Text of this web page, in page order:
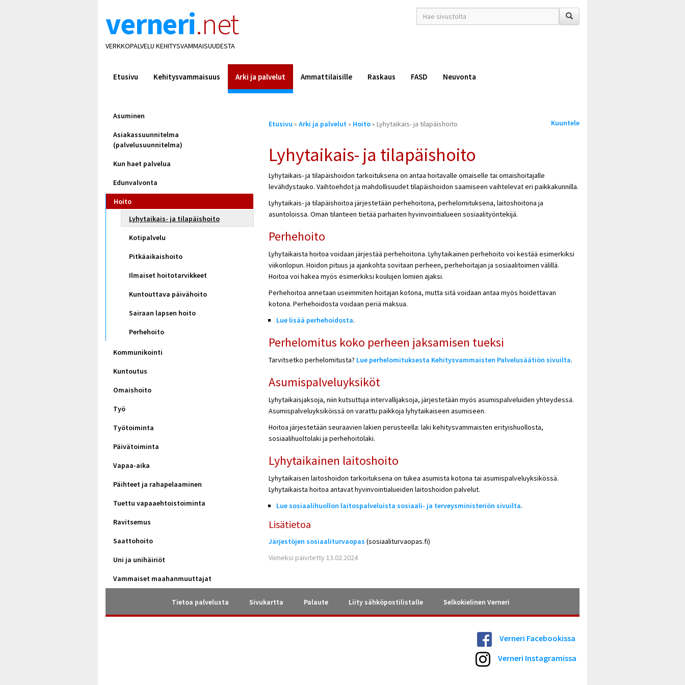
verneri.net
VERKKOPALVELU KEHITYSVAMMAISUUDESTA
hakusana(t)
*
Etusivu Kehitysvammaisuus Arki ja palvelut Ammattilaisille Raskaus FASD Neuvonta
Asuminen
Asiakassuunnitelma
(palvelusuunnitelma)
Kun haet palvelua
Edunvalvonta
Hoito
Lyhytaikais- ja tilapäishoito
Kotipalvelu
Pitkäaikaishoito
Ilmaiset hoitotarvikkeet
Kuntouttava päivähoito
Sairaan lapsen hoito
Perhehoito
Kommunikointi
Kuntoutus
Omaishoito
Työ
Työtoiminta
Päivätoiminta
Vapaa-aika
Päihteet ja rahapelaaminen
Tuettu vapaaehtoistoiminta
Ravitsemus
Saattohoito
Uni ja unihäiriöt
Vammaiset maahanmuuttajat
Olet
Etusivu » Arki ja palvelut » Hoito» Lyhytaikais- ja tilapäishoito Kuuntele
Lyhytaikais- ja tilapäishoito
Lyhytaikais- ja tilapäishoidon tarkoituksena on antaa hoitavalle omaiselle tai omaishoitajalle
levähdystauko. Vaihtoehdot ja mahdollisuudet tilapäishoidon saamiseen vaihtelevat eri paikkakunnilla.
Lyhytaikais- ja tilapäishoitoa järjestetään perhehoitona, perhelomituksena, laitoshoitona ja
asuntoloissa. Oman tilanteen tietää parhaiten hyvinvointialueen sosiaalityöntekijä.
Perhehoito
Lyhytaikaista hoitoa voidaan järjestää perhehoitona. Lyhytaikainen perhehoito voi kestää esimerkiksi
viikonlopun. Hoidon pituus ja ajankohta sovitaan perheen, perhehoitajan ja sosiaalitoimen välillä.
Hoitoa voi hakea myös esimerkiksi koulujen lomien ajaksi.
Perhehoitoa annetaan useimmiten hoitajan kotona, mutta sitä voidaan antaa myös hoidettavan
kotona. Perhehoidosta voidaan periä maksua.
Lue lisää perhehoidosta.
Perhelomitus koko perheen jaksamisen tueksi
Tarvitsetko perhelomitusta? Lue perhelomituksesta Kehitysvammaisten Palvelusäätiön sivuilta.
Asumispalveluyksiköt
Lyhytaikaisjaksoja, niin kutsuttuja intervallijaksoja, järjestetään myös asumispalveluiden yhteydessä.
Asumispalveluyksiköissä on varattu paikkoja lyhytaikaiseen asumiseen.
Hoitoa järjestetään seuraavien lakien perusteella: laki kehitysvammaisten erityishuollosta,
sosiaalihuoltolaki ja perhehoitolaki.
Lyhytaikainen laitoshoito
Lyhytaikaisen laitoshoidon tarkoituksena on tukea asumista kotona tai asumispalveluyksikössä.
Lyhytaikaista hoitoa antavat hyvinvointialueiden laitoshoidon palvelut.
Lue sosiaalihuollon laitospalveluista sosiaali- ja terveysministeriön sivuilta.
Lisätietoa
Järjestöjen sosiaaliturvaopas (sosiaaliturvaopas.fi)
Viimeksi päivitetty 13.02.2024
Tietoa palvelusta Sivukartta Palaute Liity sähköpostilistalle Selkokielinen Verneri
Verneri Facebookissa
Verneri Instagramissa